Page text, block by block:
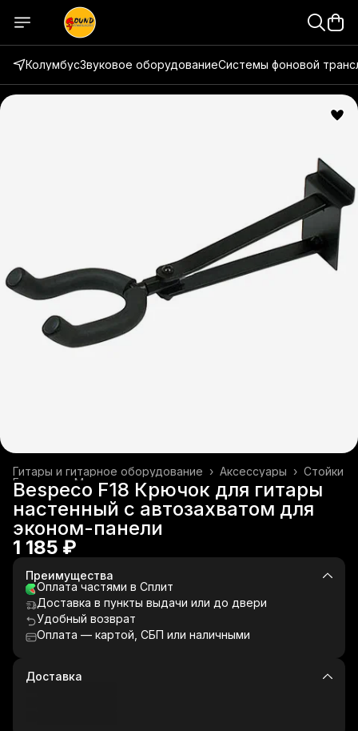
КолумбусЗвуковое оборудованиеСистемы фоновой
Стойки
Аксессуары ›
Гитары и гитарное оборудование ›
Музыкальные инструменты
Главная
Bespeco F18 Крючок для гитары
настенный с автозахватом для
эконом-панели
1 185 ₽
Преимущества
Оплата частями в Сплит
Доставка в пункты выдачи или до двери
Удобный возврат
Оплата — картой, СБП или наличными
Доставка